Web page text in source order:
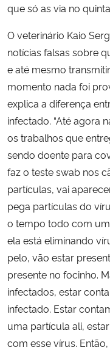
que só as via no
O veterinário Kaio
notícias falsas sobre
e até mesmo
momento nada foi
explica a diferença
infectado. “Até agora
os trabalhos que
sendo doente para
faz o teste swab nos
partículas, vai
pega partículas do
o tempo todo com
ela está eliminando
pelo, vão estar
presente no focinho.
infectados, estar
infectado. Estar
uma partícula ali,
com esse vírus.